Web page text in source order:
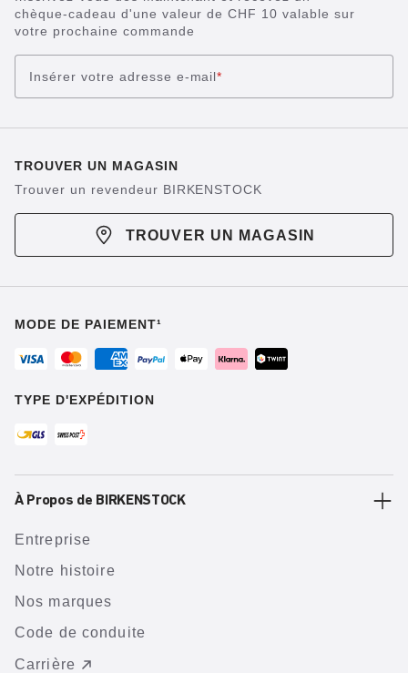
chèque-cadeau d'une valeur de CHF 10 valable sur
votre prochaine commande
Insérer votre adresse e-mail*
TROUVER UN MAGASIN
Trouver un revendeur BIRKENSTOCK
TROUVER UN MAGASIN
MODE DE PAIEMENT¹
TYPE D'EXPÉDITION
À Propos de BIRKENSTOCK
Entreprise
Notre histoire
Nos marques
Code de conduite
Carrière